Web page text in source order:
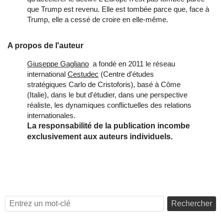
que Trump est revenu. Elle est tombée parce que, face à
Trump, elle a cessé de croire en elle-même.
A propos de l'auteur
Giuseppe Gagliano a fondé en 2011 le réseau
international Cestudec (Centre d'études
stratégiques Carlo de Cristoforis), basé à Côme
(Italie), dans le but d'étudier, dans une perspective
réaliste, les dynamiques conflictuelles des relations
internationales.
La responsabilité de la publication incombe
exclusivement aux auteurs individuels.
Rechercher